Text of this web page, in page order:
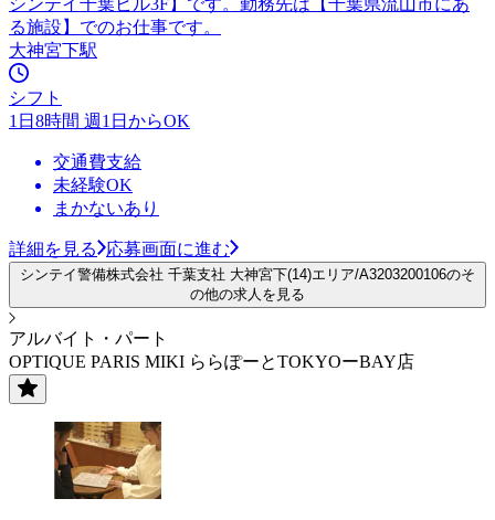
る施設】でのお仕事です。
大神宮下駅
シフト
1日8時間 週1日からOK
交通費支給
未経験OK
まかないあり
詳細を見る 応募画面に進む
シンテイ警備株式会社 千葉支社 大神宮下(14)エリア/A3203200106のそ
の他の求人を見る
アルバイト・パート
OPTIQUE PARIS MIKI ららぽーとTOKYOーBAY店